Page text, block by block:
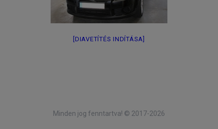
[DIAVETÍTÉS INDÍTÁSA]
Minden jog fenntartva! © 2017-2026